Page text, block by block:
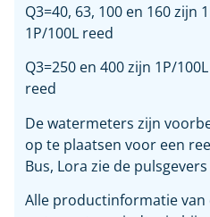
Q3=40, 63, 100 en 160 zijn
1P/100L reed
Q3=250 en 400 zijn 1P/
reed
De watermeters zijn
op te plaatsen voor een
Bus, Lora zie de
Alle productinformatie van